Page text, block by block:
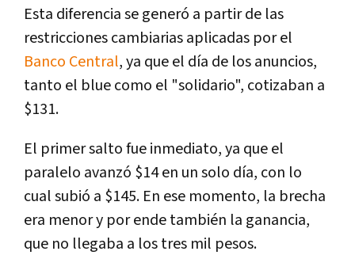
Esta diferencia se generó a partir de las
restricciones cambiarias aplicadas por el
Banco Central, ya que el día de los anuncios,
tanto el blue como el "solidario", cotizaban a
$131.
El primer salto fue inmediato, ya que el
paralelo avanzó $14 en un solo día, con lo
cual subió a $145. En ese momento, la brecha
era menor y por ende también la ganancia,
que no llegaba a los tres mil pesos.